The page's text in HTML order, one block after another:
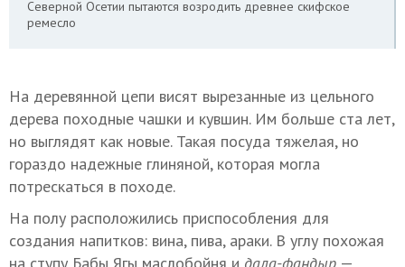
Северной Осетии пытаются возродить древнее скифское
ремесло
На деревянной цепи висят вырезанные из цельного
дерева походные чашки и кувшин. Им больше ста лет,
но выглядят как новые. Такая посуда тяжелая, но
гораздо надежные глиняной, которая могла
потрескаться в походе.
На полу расположились приспособления для
создания напитков: вина, пива, араки. В углу похожая
на ступу Бабы Ягы маслобойня и дала-фандыр —